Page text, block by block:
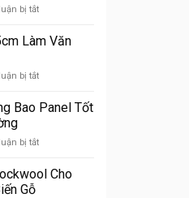
bị tắtở
Công
Panel
Lắp
200
Làm Văn
bị tắtở
Panel
Văn
Bao Panel Tốt
bị tắtở
GiáCho
Gỗ